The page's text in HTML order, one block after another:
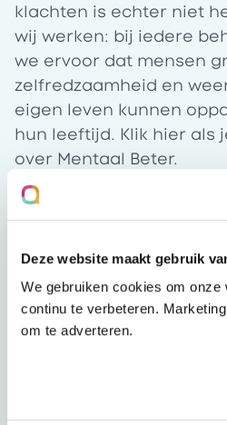
Deze website maakt gebruik
We gebruiken cookies om onze
continu te verbeteren.
om te adverteren.
klachten is echter niet
wij werken: bij iedere
we ervoor dat mensen
zelfredzaamheid en
eigen leven kunnen
hun leeftijd. Klik hier als
over Mentaal Beter.
Over Mental Care Group
Mentaal Beter is samen
Met meer dan 2000
land zetten wij ons
beste zorg te bieden
jong tot oud en van